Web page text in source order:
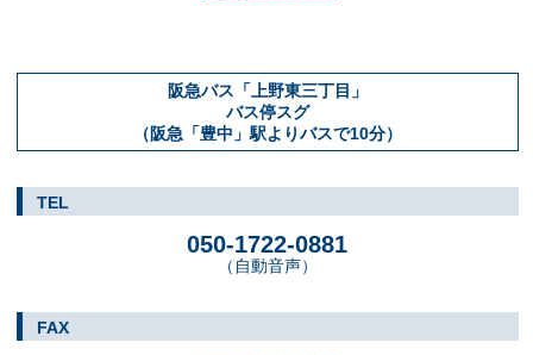
阪急バス「上野東三丁目」
バス停スグ
（阪急「豊中」駅よりバスで10分）
TEL
050-1722-0881
（自動音声）
FAX